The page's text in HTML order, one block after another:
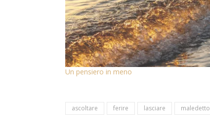
Un pensiero in meno
ascoltare ferire lasciare maledetto